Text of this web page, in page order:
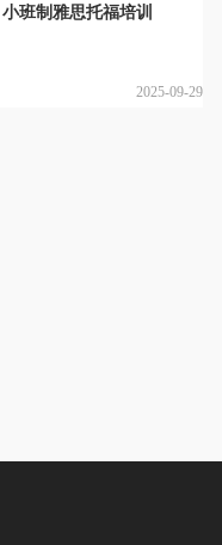
班制雅思托福培训
2025-09-29